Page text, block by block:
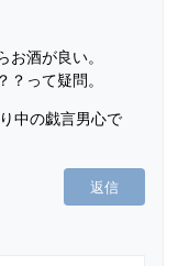
酒が良い。
って疑問。
中の戯言男心で
返信